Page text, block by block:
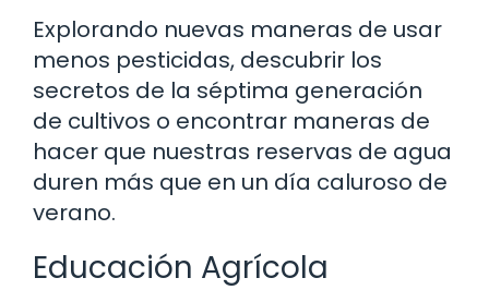
Explorando nuevas maneras de usar
menos pesticidas, descubrir los
secretos de la séptima generación
de cultivos o encontrar maneras de
hacer que nuestras reservas de agua
duren más que en un día caluroso de
verano.
Educación Agrícola